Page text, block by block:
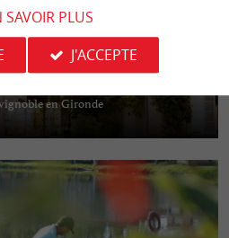
en Gironde
SAVOIR PLUS
J'ACCEPTE